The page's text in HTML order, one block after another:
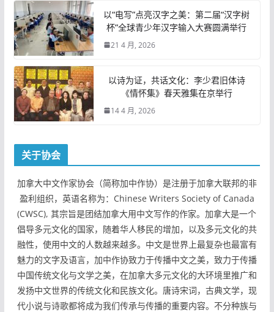
以“电写”点亮汉字之美：第二届“汉字树
杯”全球青少年汉字输入大赛圆满举行
21 4 月, 2026
以诗为证，共话文化：李少君旧体诗
《情怀集》春天雅集在京举行
14 4 月, 2026
关于协会
加拿大中文作家协会（简称加中作协）是注册于加拿大联邦的非
盈利组织，英语名称为：Chinese Writers Society of Canada
(CWSC), 其宗旨是团结加拿大用中文写作的作家。加拿大是一个
倡导多元文化的国家，随着华人移民的增加，以及多元文化的共
融性，使用中文的人数越来越多。中文是世界上最复杂也最富有
魅力的文字及语言，加中作协致力于传播中文之美，致力于传播
中国传统文化与文学之美，在加拿大多元文化的大环境里推广和
发扬中文世界的传统文化和民族文化。唐诗宋词，古典文学，现
代小说与诗歌都将成为我们传承与传播的重要内容。不分种族与